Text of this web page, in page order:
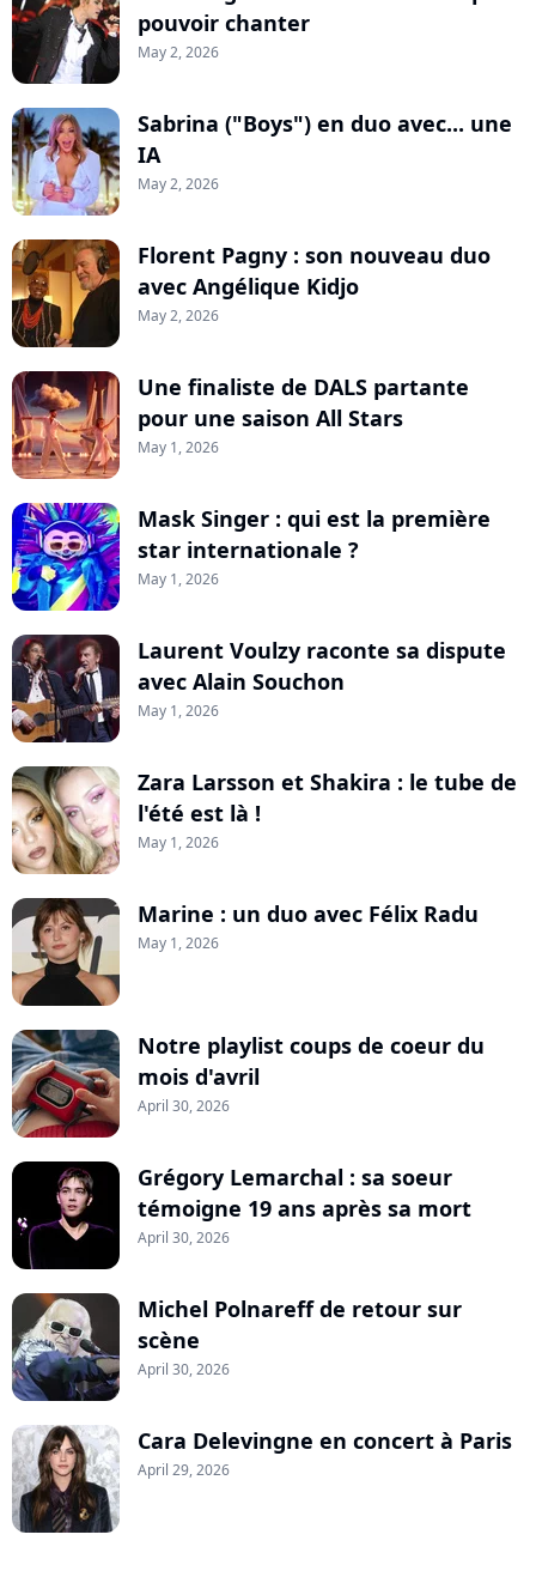
pouvoir chanter
May 2, 2026
Sabrina ("Boys") en duo avec... une
IA
May 2, 2026
Florent Pagny : son nouveau duo
avec Angélique Kidjo
May 2, 2026
Une finaliste de DALS partante
pour une saison All Stars
May 1, 2026
Mask Singer : qui est la première
star internationale ?
May 1, 2026
Laurent Voulzy raconte sa dispute
avec Alain Souchon
May 1, 2026
Zara Larsson et Shakira : le tube de
l'été est là !
May 1, 2026
Marine : un duo avec Félix Radu
May 1, 2026
Notre playlist coups de coeur du
mois d'avril
April 30, 2026
Grégory Lemarchal : sa soeur
témoigne 19 ans après sa mort
April 30, 2026
Michel Polnareff de retour sur
scène
April 30, 2026
Cara Delevingne en concert à Paris
April 29, 2026